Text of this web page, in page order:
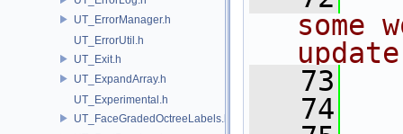
UT_ErrorManager.h
UT_ErrorUtil.h
UT_Exit.h
UT_ExpandArray.h
UT_Experimental.h
UT_FaceGradedOctreeLabels.h
some
   73
   74